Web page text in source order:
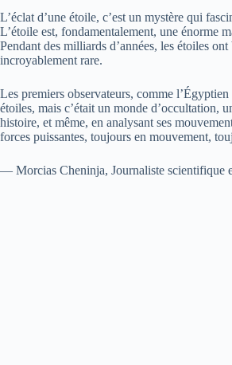
L’éclat d’une étoile, c’est un mystère qui
L’étoile est, fondamentalement, une énorme
Pendant des milliards d’années, les étoiles
incroyablement rare.
Les premiers observateurs, comme
étoiles, mais c’était un monde d’occultation,
histoire, et même, en analysant ses
forces puissantes, toujours en mouvement,
— Morcias Cheninja, Journaliste scientifique